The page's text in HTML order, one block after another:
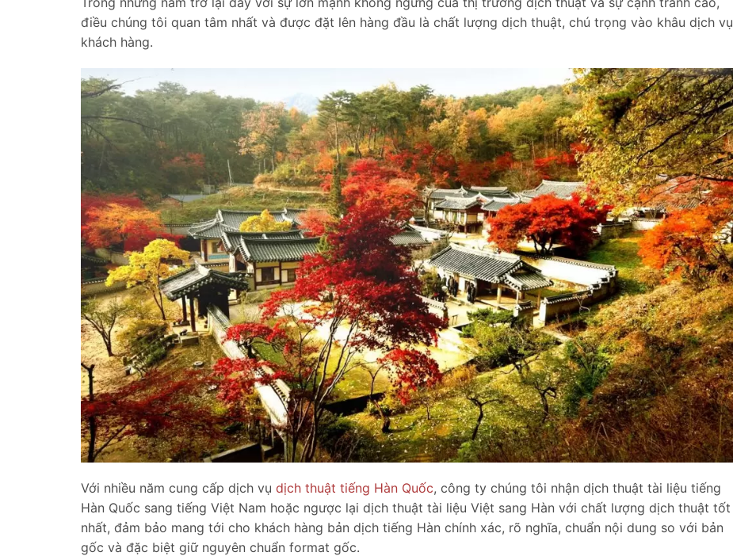
điều chúng tôi quan tâm nhất và được đặt lên hàng đầu là chất lượng dịch thuật, chú trọng vào khâu dịch vụ
khách hàng.
Với nhiều năm cung cấp dịch vụ dịch thuật tiếng Hàn Quốc, công ty chúng tôi nhận dịch thuật tài liệu tiếng
Hàn Quốc sang tiếng Việt Nam hoặc ngược lại dịch thuật tài liệu Việt sang Hàn với chất lượng dịch thuật tốt
nhất, đảm bảo mang tới cho khách hàng bản dịch tiếng Hàn chính xác, rõ nghĩa, chuẩn nội dung so với bản
gốc và đặc biệt giữ nguyên chuẩn format gốc.